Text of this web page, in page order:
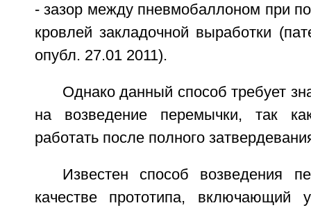
- зазор между пневмобаллоном при
кровлей закладочной выработки
опубл. 27.01 2011).
Однако данный способ требует
на возведение перемычки, так
работать после полного
Известен способ возведения
качестве прототипа, включающий